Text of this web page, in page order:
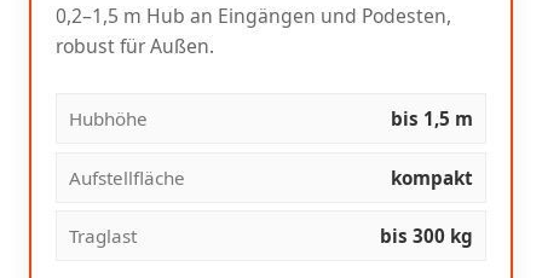
0,2–1,5 m Hub an Eingängen und Podesten,
robust für Außen.
Hubhöhe bis 1,5 m
Aufstellfläche kompakt
Traglast bis 300 kg